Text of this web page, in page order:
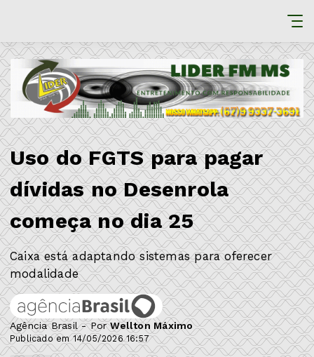
Uso do FGTS para pagar
dívidas no Desenrola
começa no dia 25
Caixa está adaptando sistemas para oferecer
modalidade
Agência Brasil - PorWellton Máximo
Publicado em 14/05/2026 16:57